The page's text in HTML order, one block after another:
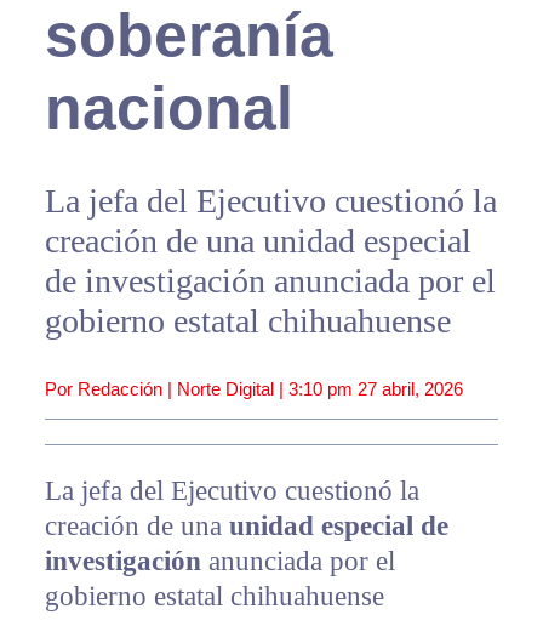
soberanía
nacional
La jefa del Ejecutivo cuestionó la
creación de una unidad especial
de investigación anunciada por el
gobierno estatal chihuahuense
Por Redacción | Norte Digital | 3:10 pm 27 abril, 2026
La jefa del Ejecutivo cuestionó la
creación de una unidad especial de
investigaciónanunciada por el
gobierno estatal chihuahuense